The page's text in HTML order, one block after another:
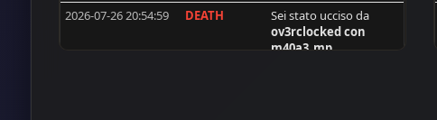
okazaki
2026-07-26 20:54:59
DEATH
Sei stato ucciso da
ov3rclockedcon
m40a3_mp